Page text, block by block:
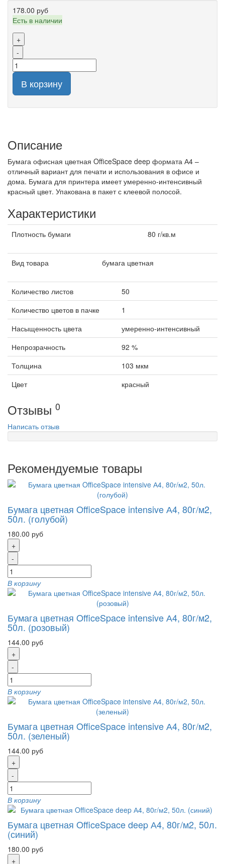
178.00 руб
Есть в наличии
+
-
В корзину
Описание
Бумага офисная цветная OfficeSpace deep формата А4 –
отличный вариант для печати и использования в офисе и
дома. Бумага для принтера имеет умеренно-интенсивный
красный цвет. Упакована в пакет с клеевой полосой.
Характеристики
Плотность бумаги 80 г/кв.м
Вид товара бумага цветная
Количество листов
50
Количество цветов в пачке
1
Насыщенность цвета
умеренно-интенсивный
Непрозрачность
92 %
Толщина
103 мкм
Цвет
красный
Отзывы 0
Написать отзыв
Рекомендуемые товары
Бумага цветная OfficeSpace intensive А4, 80г/м2,
50л. (голубой)
180.00 руб
+
-
В корзину
Бумага цветная OfficeSpace intensive А4, 80г/м2,
50л. (розовый)
144.00 руб
+
-
В корзину
Бумага цветная OfficeSpace intensive А4, 80г/м2,
50л. (зеленый)
144.00 руб
+
-
В корзину
Бумага цветная OfficeSpace deep А4, 80г/м2, 50л.
(синий)
180.00 руб
+